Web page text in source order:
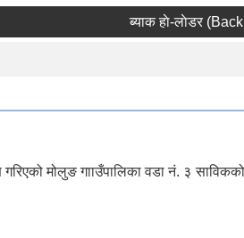
ब्याक हाे-लाेडर (Back
मोलुङ गााउँपालिका वडा नं. ३